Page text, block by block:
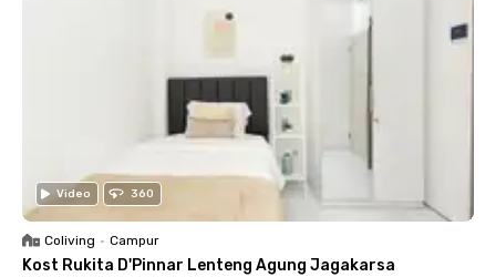
Video 360
Coliving • Campur
Kost Rukita D'Pinnar Lenteng Agung Jagakarsa